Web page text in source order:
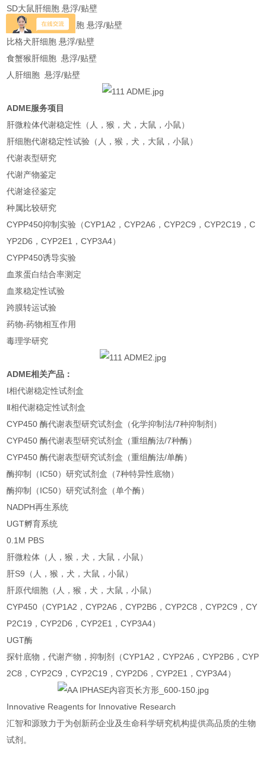
SD大鼠肝细胞 悬浮/贴壁
ICR/CD-1小鼠肝细胞 悬浮/贴壁
比格犬肝细胞 悬浮/贴壁
食蟹猴肝细胞 悬浮/贴壁
人肝细胞 悬浮/贴壁
ADME服务项目
肝微粒体代谢稳定性（人，猴，犬，大鼠，小鼠）
肝细胞代谢稳定性试验（人，猴，犬，大鼠，小鼠）
代谢表型研究
代谢产物鉴定
代谢途径鉴定
种属比较研究
CYPP450抑制实验（CYP1A2，CYP2A6，CYP2C9，CYP2C19，C
YP2D6，CYP2E1，CYP3A4）
CYPP450诱导实验
血浆蛋白结合率测定
血浆稳定性试验
跨膜转运试验
药物-药物相互作用
毒理学研究
ADME相关产品：
Ⅰ相代谢稳定性试剂盒
Ⅱ相代谢稳定性试剂盒
CYP450 酶代谢表型研究试剂盒（化学抑制法/7种抑制剂）
CYP450 酶代谢表型研究试剂盒（重组酶法/7种酶）
CYP450 酶代谢表型研究试剂盒（重组酶法/单酶）
酶抑制（IC50）研究试剂盒（7种特异性底物）
酶抑制（IC50）研究试剂盒（单个酶）
NADPH再生系统
UGT孵育系统
0.1M PBS
肝微粒体（人，猴，犬，大鼠，小鼠）
肝S9（人，猴，犬，大鼠，小鼠）
肝原代细胞（人，猴，犬，大鼠，小鼠）
CYP450（CYP1A2，CYP2A6，CYP2B6，CYP2C8，CYP2C9，CY
P2C19，CYP2D6，CYP2E1，CYP3A4）
UGT酶
探针底物，代谢产物，抑制剂（CYP1A2，CYP2A6，CYP2B6，CYP
2C8，CYP2C9，CYP2C19，CYP2D6，CYP2E1，CYP3A4）
Innovative Reagents for Innovative Research
汇智和源致力于为创新药企业及生命科学研究机构提供高品质的生物
试剂。